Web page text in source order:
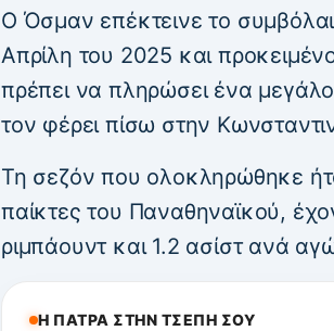
Ο Όσμαν επέκτεινε το
Απρίλη του 2025 και
πρέπει να πληρώσει ένα
τον φέρει πίσω στην
Τη σεζόν που ολοκληρώθηκε
παίκτες του Παναθηναϊκού,
ριμπάουντ και 1.2 ασίστ ανά
Η ΠΑΤΡΑ ΣΤΗΝ ΤΣΕΠΗ ΣΟΥ